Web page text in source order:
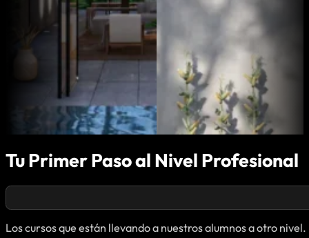
Tu Primer Paso al Nivel Profesional
Los cursos que están llevando a nuestros alumnos a otro nivel.